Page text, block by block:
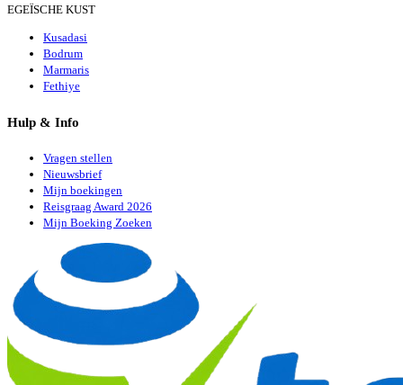
EGEÏSCHE KUST
Kusadasi
Bodrum
Marmaris
Fethiye
Hulp & Info
Vragen stellen
Nieuwsbrief
Mijn boekingen
Reisgraag Award 2026
Mijn Boeking Zoeken